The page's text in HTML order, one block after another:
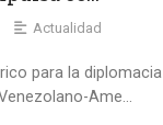
Actualidad
para la diplomacia
Ame...